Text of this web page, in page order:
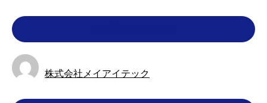
株式会社メイアイテック